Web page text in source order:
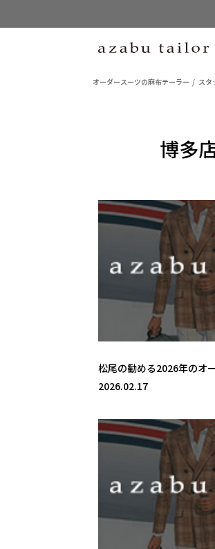
オーダースーツの麻布テーラー スタ
博多
松尾の勧める2026年のオ
2026.02.17